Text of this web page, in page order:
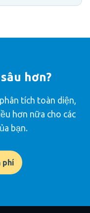
hơn?
tích toàn diện,
hơn nữa cho các
bạn.
phí